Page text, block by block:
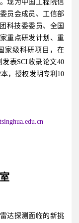
现为中国工程院信
员会成员、工信部
科技委委员、全国
重点研发计划、重
家级科研项目，在
表SCI收录论文40
，授权发明专利10
达探测面临的新挑